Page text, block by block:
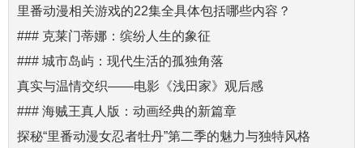
里番动漫相关游戏的22集全具体包括哪些内容？
### 克莱门蒂娜：缤纷人生的象征
### 城市岛屿：现代生活的孤独角落
真实与温情交织——电影《浅田家》观后感
### 海贼王真人版：动画经典的新篇章
探秘“里番动漫女忍者牡丹”第二季的魅力与独特风格